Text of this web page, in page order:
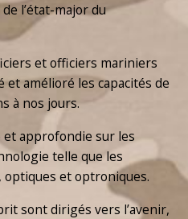
l’état-major du
et officiers mariniers
amélioré les capacités de
à nos jours.
approfondie sur les
telle que les
et optroniques.
sont dirigés vers l’avenir,